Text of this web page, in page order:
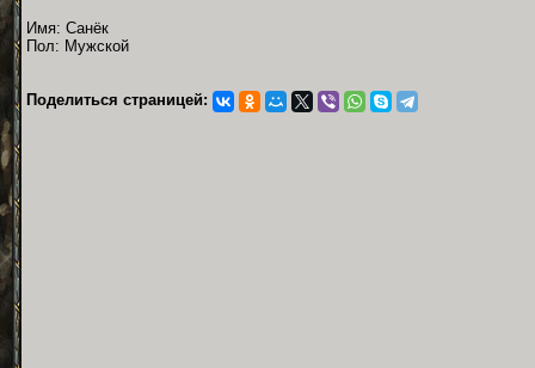
Имя: Санёк
Пол: Мужской
Поделиться страницей: